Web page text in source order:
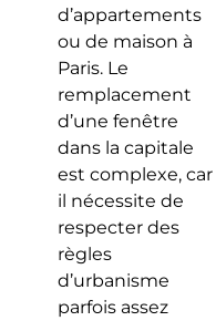
d’appartements
ou de maison à
Paris. Le
remplacement
d’une fenêtre
dans la capitale
est complexe, car
il nécessite de
respecter des
règles
d’urbanisme
parfois assez